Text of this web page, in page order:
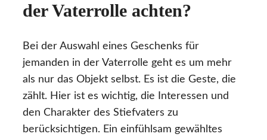
der Vaterrolle achten?
Bei der Auswahl eines Geschenks für
jemanden in der Vaterrolle geht es um mehr
als nur das Objekt selbst. Es ist die Geste, die
zählt. Hier ist es wichtig, die Interessen und
den Charakter des Stiefvaters zu
berücksichtigen. Ein einfühlsam gewähltes